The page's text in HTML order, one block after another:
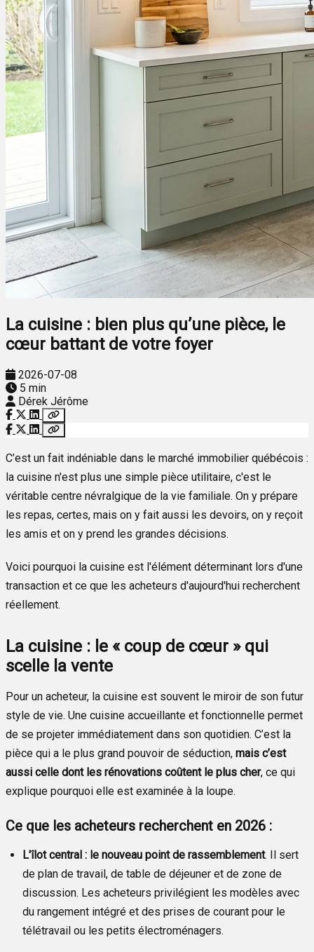
La cuisine : bien plus qu’une pièce, le
cœur battant de votre foyer
2026-07-08
5 min
Dérek Jérôme
C’est un fait indéniable dans le marché immobilier québécois :
la cuisine n'est plus une simple pièce utilitaire, c'est le
véritable centre névralgique de la vie familiale. On y prépare
les repas, certes, mais on y fait aussi les devoirs, on y reçoit
les amis et on y prend les grandes décisions.
Voici pourquoi la cuisine est l'élément déterminant lors d'une
transaction et ce que les acheteurs d'aujourd'hui recherchent
réellement.
La cuisine : le « coup de cœur » qui
scelle la vente
Pour un acheteur, la cuisine est souvent le miroir de son futur
style de vie. Une cuisine accueillante et fonctionnelle permet
de se projeter immédiatement dans son quotidien. C’est la
pièce qui a le plus grand pouvoir de séduction, mais c’est
aussi celle dont les rénovations coûtent le plus cher, ce qui
explique pourquoi elle est examinée à la loupe.
Ce que les acheteurs recherchent en 2026 :
L'îlot central : le nouveau point de rassemblement. Il sert
de plan de travail, de table de déjeuner et de zone de
discussion. Les acheteurs privilégient les modèles avec
du rangement intégré et des prises de courant pour le
télétravail ou les petits électroménagers.